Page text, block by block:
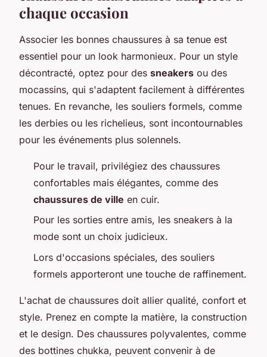
chaque occasion
Associer les bonnes chaussures à sa tenue est
essentiel pour un look harmonieux. Pour un style
décontracté, optez pour des sneakers ou des
mocassins, qui s'adaptent facilement à différentes
tenues. En revanche, les souliers formels, comme
les derbies ou les richelieus, sont incontournables
pour les événements plus solennels.
Pour le travail, privilégiez des chaussures
confortables mais élégantes, comme des
chaussures de ville en cuir.
Pour les sorties entre amis, les sneakers à la
mode sont un choix judicieux.
Lors d'occasions spéciales, des souliers
formels apporteront une touche de raffinement.
L'achat de chaussures doit allier qualité, confort et
style. Prenez en compte la matière, la construction
et le design. Des chaussures polyvalentes, comme
des bottines chukka, peuvent convenir à de